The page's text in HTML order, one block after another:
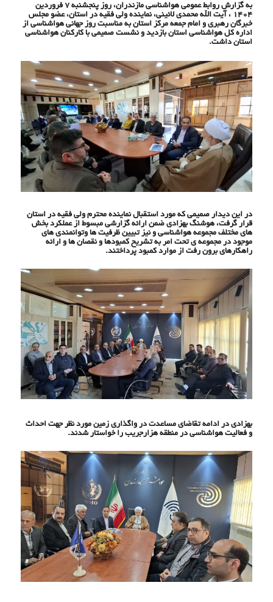
به گزارش روابط عمومی هواشناسی مازندران، روز پنجشنبه 7 فروردین
1404 ، آیت الله محمدی لائینی، نماینده ولی فقیه در استان، عضو مجلس
خبرگان رهبری و امام جمعه مرکز استان به مناسبت روز جهانی هواشناسی از
اداره کل هواشناسی استان بازدید و نشست صمیمی با کارکنان هواشناسی
استان داشت.
در این دیدار صمیمی که مورد استقبال نماینده محترم ولی فقیه در استان
قرار گرفت، هوشنگ بهزادی ضمن ارائه گزارشی مبسوط از عملکرد بخش
های مختلف مجموعه هواشناسی و نیز تبیین ظرفیت ها وتوانمندی های
موجود در مجموعه ی تحت امر به تشریح کمبودها و نقصان ها و ارائه
راهکارهای برون رفت از موارد کمبود پرداختند.
بهزادی در ادامه تقاضای مساعدت در واگذاری زمین مورد نظر جهت احداث
و فعالیت هواشناسی در منطقه هزارجریب را خواستار شدند.